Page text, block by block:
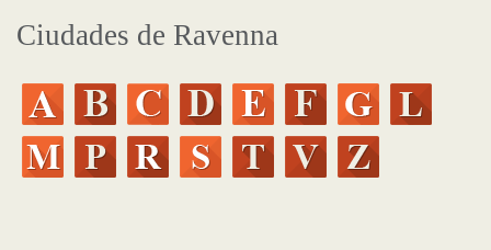
Ciudades de Ravenna